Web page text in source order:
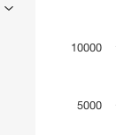
5000
10000